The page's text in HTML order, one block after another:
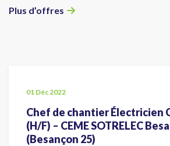
Plus d’offres
01 Déc 2022
Chef de chantier Électricien
(H/F) – CEME SOTRELEC
(Besançon 25)